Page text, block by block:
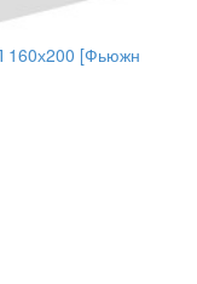
160х200 [Фьюжн